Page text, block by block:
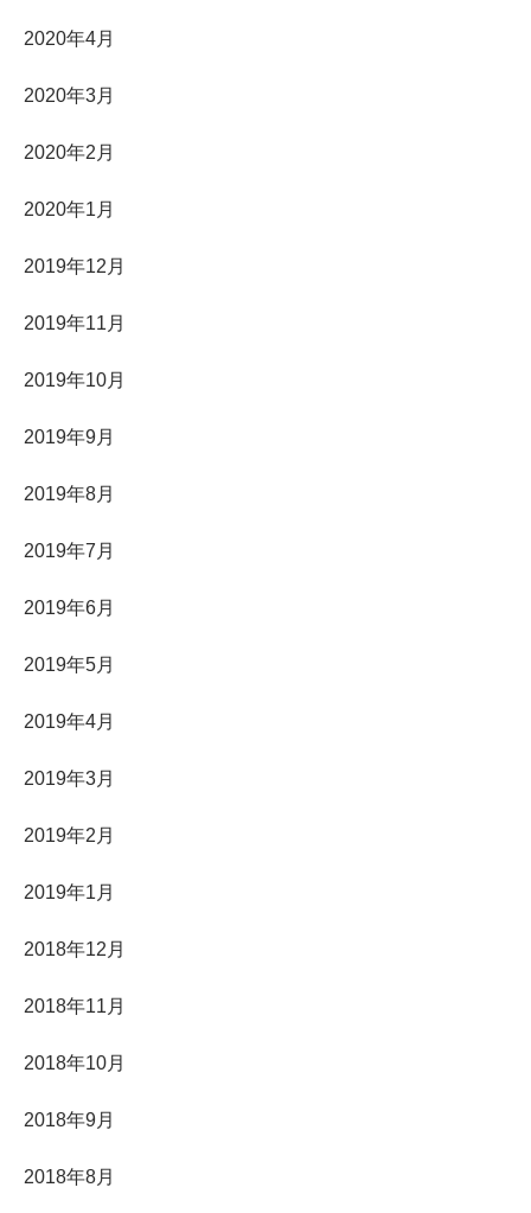
2020年4月
2020年3月
2020年2月
2020年1月
2019年12月
2019年11月
2019年10月
2019年9月
2019年8月
2019年7月
2019年6月
2019年5月
2019年4月
2019年3月
2019年2月
2019年1月
2018年12月
2018年11月
2018年10月
2018年9月
2018年8月